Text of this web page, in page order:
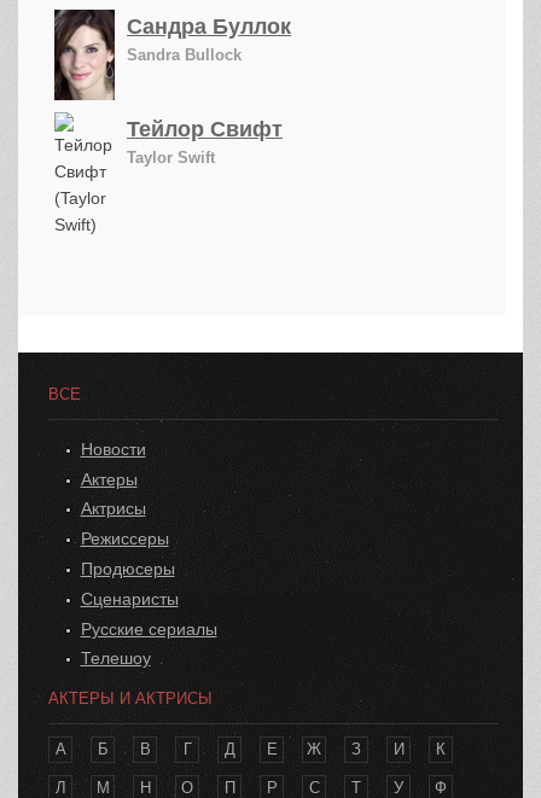
Сандра Буллок
Sandra Bullock
Тейлор Свифт
Taylor Swift
ВСЕ
Новости
Актеры
Актрисы
Режиссеры
Продюсеры
Сценаристы
Русские сериалы
Телешоу
АКТЕРЫ И АКТРИСЫ
А Б В Г Д Е Ж З И К
Л М Н О П Р С Т У Ф